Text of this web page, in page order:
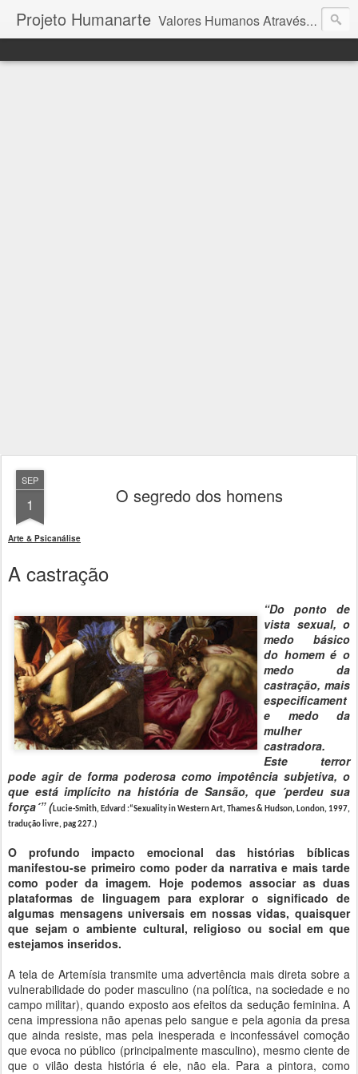
Projeto Humanarte Valores Humanos Através da Arte
SEP
1 O segredo dos homens
Arte & Psicanálise
A castração
“Do ponto de
vista sexual, o
medo básico
do homem é o
medo da
castração, mais
especificament
e medo da
mulher
castradora.
Este terror
pode agir de forma poderosa como impotência subjetiva, o
que está implícito na história de Sansão, que ´perdeu sua
força´” (Lucie-Smith, Edvard :“Sexuality in Western Art, Thames & Hudson, London, 1997,
tradução livre, pag 227.)
O profundo impacto emocional das histórias bíblicas
manifestou-se primeiro como poder da narrativa e mais tarde
como poder da imagem. Hoje podemos associar as duas
plataformas de linguagem para explorar o significado de
algumas mensagens universais em nossas vidas, quaisquer
que sejam o ambiente cultural, religioso ou social em que
estejamos inseridos.
A tela de Artemísia transmite uma advertência mais direta sobre a
vulnerabilidade do poder masculino (na política, na sociedade e no
campo militar), quando exposto aos efeitos da sedução feminina. A
cena impressiona não apenas pelo sangue e pela agonia da presa
que ainda resiste, mas pela inesperada e inconfessável comoção
que evoca no público (principalmente masculino), mesmo ciente de
que o vilão desta história é ele, não ela. Para a pintora, como